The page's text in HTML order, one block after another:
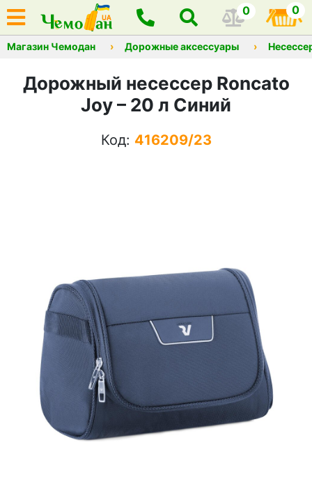
0 0
Магазин Чемодан Дорожные аксессуары
Дорожный несессер Roncato
Joy – 20 л Синий
Код: 416209/23